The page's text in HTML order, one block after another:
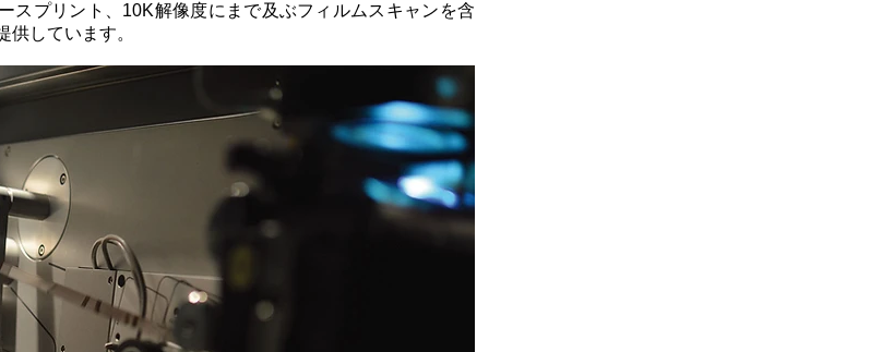
スプリント、10K解像度にまで及ぶフィルムスキャンを含
供しています。